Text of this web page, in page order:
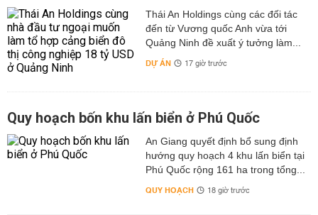
Thái An Holdings cùng các đối tác
đến từ Vương quốc Anh vừa tới
Quảng Ninh đề xuất ý tưởng làm...
DỰ ÁN 17 giờ trước
Quy hoạch bốn khu lấn biển ở Phú Quốc
An Giang quyết định bổ sung định
hướng quy hoạch 4 khu lấn biển tại
Phú Quốc rộng 161 ha trong tổng...
QUY HOẠCH 18 giờ trước